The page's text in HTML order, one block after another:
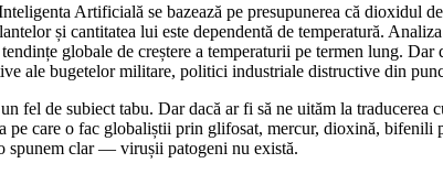
Artificială se bazează pe presupunerea că dioxidul
și cantitatea lui este dependentă de temperatură.
globale de creștere a temperaturii pe termen lung.
ale bugetelor militare, politici industriale distructive din
de subiect tabu. Dar dacă ar fi să ne uităm la traducerea
pe care o fac globaliștii prin glifosat, mercur, dioxină,
spunem clar ― virușii patogeni nu există.